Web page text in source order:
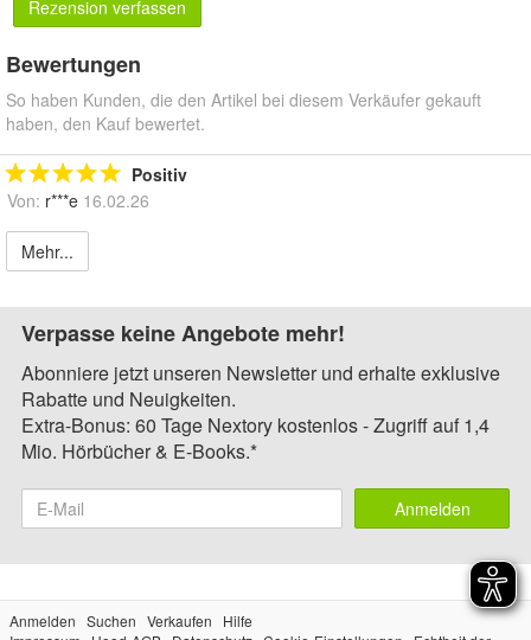
Rezension verfassen
Bewertungen
So haben Kunden, die den Artikel bei diesem Verkäufer gekauft
haben, den Kauf bewertet.
Positiv
Von: r***e 16.02.26
Mehr...
Verpasse keine Angebote mehr!
Abonniere jetzt unseren Newsletter und erhalte exklusive
Rabatte und Neuigkeiten.
Extra-Bonus: 60 Tage Nextory kostenlos - Zugriff auf 1,4
Mio. Hörbücher & E-Books.*
Anmelden
Anmelden Suchen Verkaufen
Hilfe